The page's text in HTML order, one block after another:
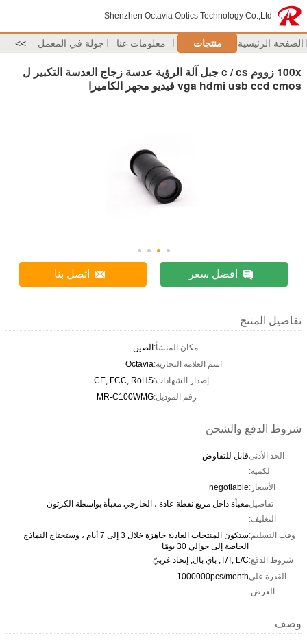
Shenzhen Octavia Optics Technology Co.,Ltd
الصفحة الرئيسية منتجات معلومات عنا جولة في المعمل >>
100x زووم c / cs جبل آلة الرؤية عدسة زجاج العدسة التكبير ل
vga hdmi usb ccd cmos فيديو مجهر الكاميرا
افضل سعر اتصل بنا
تفاصيل المنتج
مكان المنشأ:الصين
اسم العلامة التجارية:Octavia
إصدار الشهادات:CE, FCC, RoHS
رقم الموديل:MR-C100WMG
شروط الدفع والشحن
الحد الأدنى
لكمية:
قابل للتفاوض
الأسعار:negotiable
تفاصيل
التغليف:
معبأة داخل مربع نفطة عادة ، الخارجي معبأة بواسطة الكرتون
وقت التسليم:
ستكون المنتجات العادية جاهزة خلال 3 إلى 7 أيام ، وستحتاج النماذج
الخاصة إلى حوالي 30 يومًا
شروط الدفع:T/T, L/C, باي بال, إتحاد غربيّ
القدرة على
العرض:
1000000pcs/month
وصف